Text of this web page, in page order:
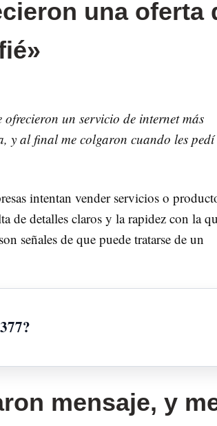
una oferta
ofrecieron un servicio de internet más
y al final me colgaron cuando les pedí
intentan vender servicios o
de detalles claros y la rapidez con la
señales de que puede tratarse de un
mensaje, y